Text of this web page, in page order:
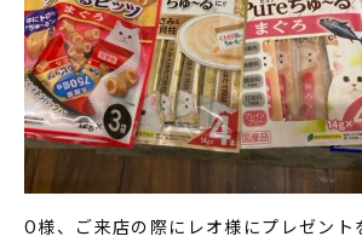
O様、ご来店の際にレオ様にプレゼント